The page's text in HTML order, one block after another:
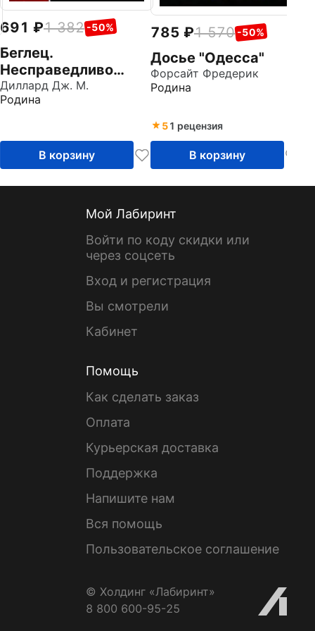
691 1 382 -50%
Беглец.
Несправедливо
обвиненный
Диллард Дж. М.
Родина
В корзину
785 1 570 -50%
Досье "Одесса"
Форсайт Фредерик
Родина
51 рецензия
В корзину
Мой Лабиринт
Войти по коду скидки или
через соцсеть
Вход и регистрация
Вы смотрели
Кабинет
Помощь
Как сделать заказ
Оплата
Курьерская доставка
Поддержка
Напишите нам
Вся помощь
Пользовательское соглашение
© Холдинг «Лабиринт»
8 800 600-95-25